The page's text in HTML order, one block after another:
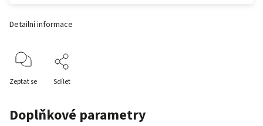
Detailní informace
Zeptat se Sdílet
Doplňkové parametry